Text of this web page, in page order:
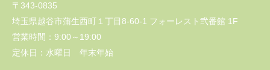
〒343-0835
埼玉県越谷市蒲生西町１丁目8-60-1 フォーレスト弐番館 1F
営業時間： 9:00～19:00
定休日： 水曜日 年末年始